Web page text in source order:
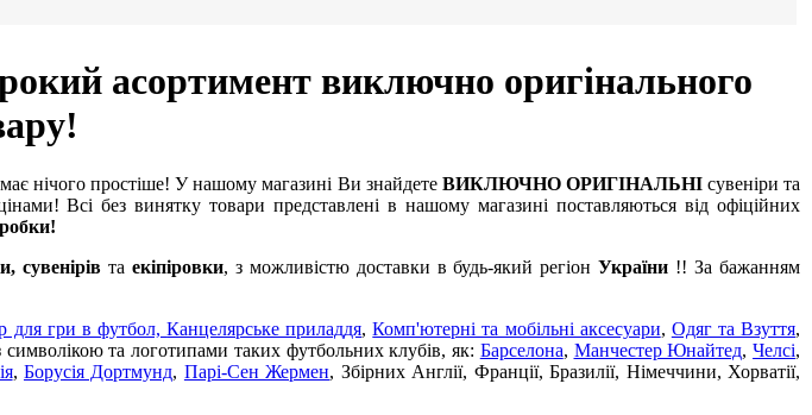
асортимент виключно оригінального
нічого простіше! У нашому магазині Ви знайдете ВИКЛЮЧНО ОРИГІНАЛЬНІсувеніри та
Всі без винятку товари представлені в нашому магазині поставляються від офіційних
сувенірів та екіпіровки, з можливістю доставки в будь-який регіонУкраїни !! За бажанням
для гри в футбол,Канцелярське приладдя,Комп'ютерні та мобільні аксесуари, Одяг та Взуття,
символікою та логотипами таких футбольних клубів, як: Барселона, Манчестер Юнайтед, Челсі,
, Борусія Дортмунд, Парі-Сен Жермен, Збірних Англії, Франції, Бразилії, Німеччини, Хорватії,